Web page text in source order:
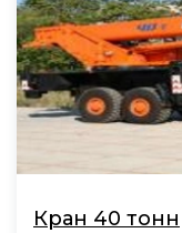
Кран 40 тонн